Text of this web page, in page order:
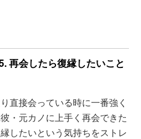
再会したら復縁したいこと
直接会っている時に一番強く
・元カノに上手く再会できた
したいという気持ちをストレ